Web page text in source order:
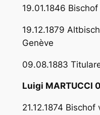
19.01.1846
19.12.1879
Genève
09.08.1883
Luigi MARTUCCI
21.12.1874